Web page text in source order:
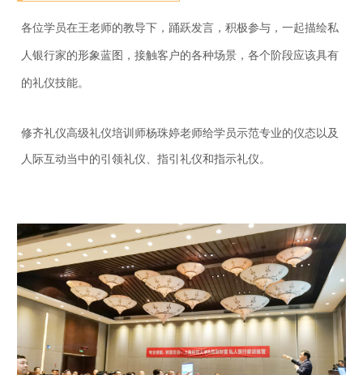
各位学员在王老师的教导下，踊跃发言，积极参与，一起描绘私
人银行家的形象蓝图，接触客户的各种场景，各个阶段应该具有
的礼仪技能。
修齐礼仪高级礼仪培训师杨珠婷老师给学员示范专业的仪态以及
人际互动当中的引领礼仪、指引礼仪和指示礼仪。